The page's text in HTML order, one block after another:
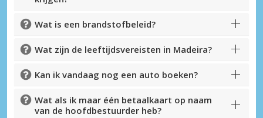
Wat is een brandstofbeleid?
Wat zijn de leeftijdsvereisten in Madeira?
Kan ik vandaag nog een auto boeken?
Wat als ik maar één betaalkaart op naam
van de hoofdbestuurder heb?